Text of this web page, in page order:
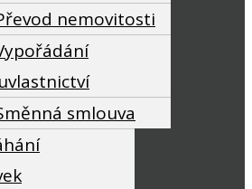
nemovitosti
smlouva